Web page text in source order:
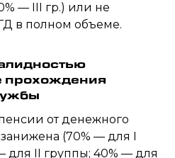
— III гр.) или не
в полном объеме.
прохождения
от денежного
(70% — для I
для II группы; 40% — для